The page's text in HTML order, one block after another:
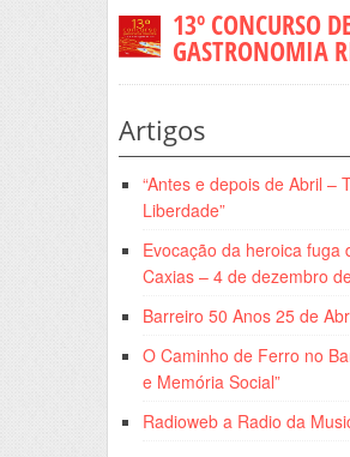
13º CONCURSO
GASTRONOMIA
Artigos
“Antes e depois de Abril –
Liberdade”
Evocação da heroica fuga
Caxias – 4 de dezembro
Barreiro 50 Anos 25 de
O Caminho de Ferro no
e Memória Social”
Radioweb a Radio da